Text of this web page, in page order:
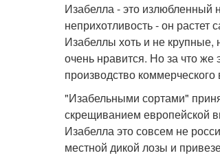
Изабелла - это излюбленный
неприхотливость - он растет
Изабеллы хоть и не крупные,
очень нравится. Но за что
производство
"Изабельными сортами"
скрещиванием европейской
Изабелла это совсем не
местной дикой лозы и